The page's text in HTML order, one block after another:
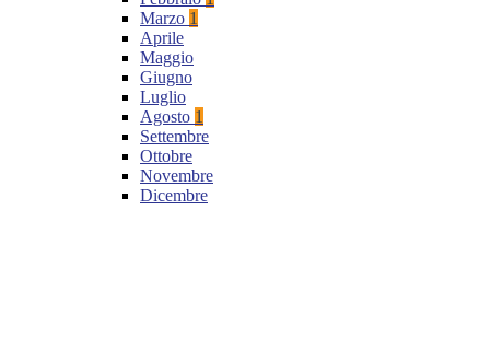
Marzo 1
Aprile
Maggio
Giugno
Luglio
Agosto 1
Settembre
Ottobre
Novembre
Dicembre